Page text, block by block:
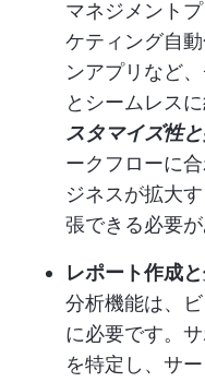
マネジメント
ケティング自
ンアプリなど
とシームレス
スタマイズ性
ークフローに
ジネスが拡大
張できる必要が
レポート作成
分析機能は、
に必要です。
を特定し、サ